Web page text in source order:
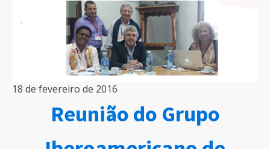
18 de fevereiro de 2016
Reunião do Grupo